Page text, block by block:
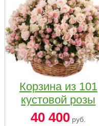
Корзина из 101
кустовой розы
нежных тонов
40 400 руб.